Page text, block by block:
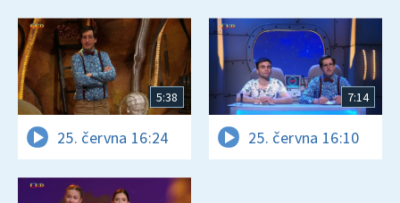
5:38
25. června 16:24
7:14
25. června 16:10